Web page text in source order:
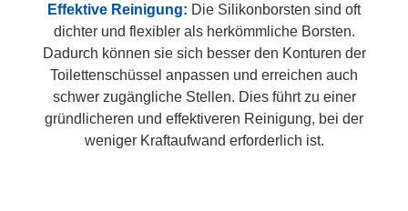
Effektive Reinigung: Die Silikonborsten sind oft
dichter und flexibler als herkömmliche Borsten.
Dadurch können sie sich besser den Konturen der
Toilettenschüssel anpassen und erreichen auch
schwer zugängliche Stellen. Dies führt zu einer
gründlicheren und effektiveren Reinigung, bei der
weniger Kraftaufwand erforderlich ist.